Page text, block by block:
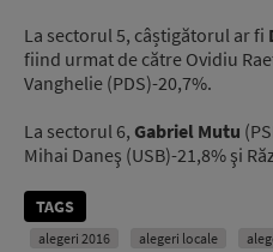
La sectorul 5, câștigătorul ar fi
fiind urmat de către Ovidiu
Vanghelie (PDS)-20,7%.
La sectorul 6, Gabriel Mutu
Mihai Daneş (USB)-21,8% şi
TAGS
alegeri 2016 alegeri locale